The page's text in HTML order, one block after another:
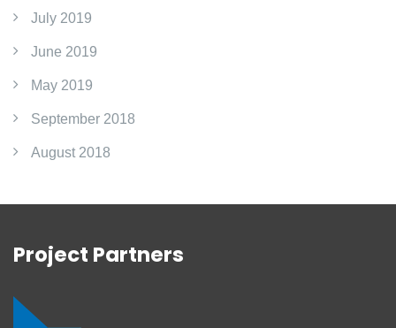
July 2019
June 2019
May 2019
September 2018
August 2018
Project Partners